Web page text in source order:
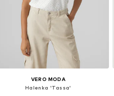
VERO MODA
Halenka 'Tassa'